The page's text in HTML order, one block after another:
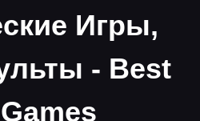
Игры,
- Best